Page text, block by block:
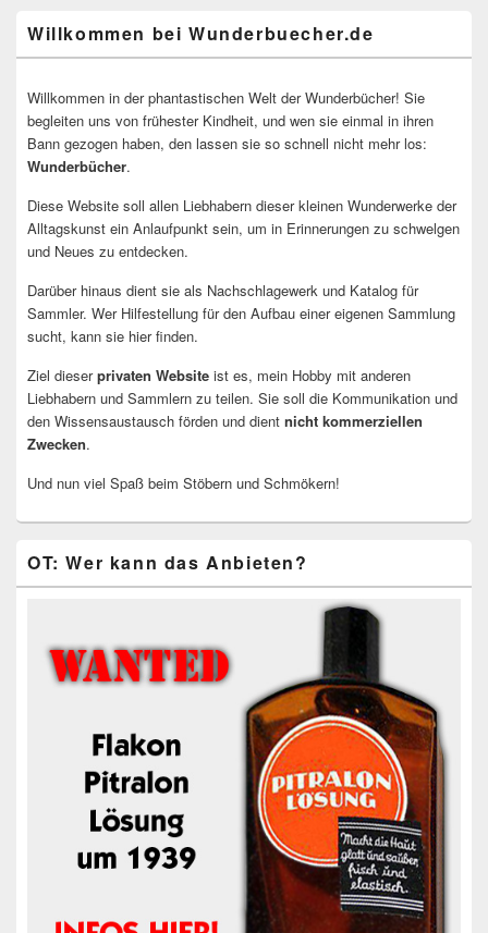
Willkommen bei Wunderbuecher.de
Willkommen in der phantastischen Welt der Wunderbücher! Sie
begleiten uns von frühester Kindheit, und wen sie einmal in ihren
Bann gezogen haben, den lassen sie so schnell nicht mehr los:
Wunderbücher.
Diese Website soll allen Liebhabern dieser kleinen Wunderwerke der
Alltagskunst ein Anlaufpunkt sein, um in Erinnerungen zu schwelgen
und Neues zu entdecken.
Darüber hinaus dient sie als Nachschlagewerk und Katalog für
Sammler. Wer Hilfestellung für den Aufbau einer eigenen Sammlung
sucht, kann sie hier finden.
Ziel dieserprivaten Website ist es, mein Hobby mit anderen
Liebhabern und Sammlern zu teilen. Sie soll die Kommunikation und
den Wissensaustausch förden und dient nicht kommerziellen
Zwecken.
Und nun viel Spaß beim Stöbern und Schmökern!
OT: Wer kann das Anbieten?